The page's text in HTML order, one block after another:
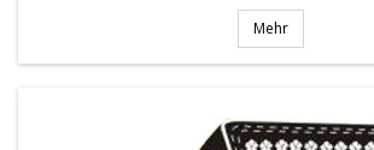
Mehr